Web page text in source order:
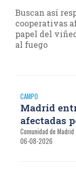
Buscan así
cooperativas
papel del
al fuego
CAMPO
Madrid
afectadas
Comunidad de Madrid
06-08-2026